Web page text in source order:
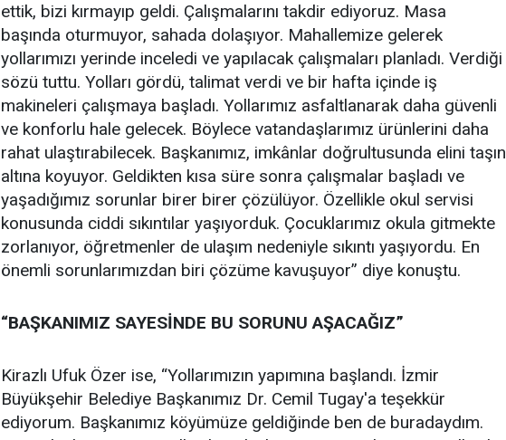
ettik, bizi kırmayıp geldi. Çalışmalarını takdir ediyoruz. Masa
başında oturmuyor, sahada dolaşıyor. Mahallemize gelerek
yollarımızı yerinde inceledi ve yapılacak çalışmaları planladı. Verdiği
sözü tuttu. Yolları gördü, talimat verdi ve bir hafta içinde iş
makineleri çalışmaya başladı. Yollarımız asfaltlanarak daha güvenli
ve konforlu hale gelecek. Böylece vatandaşlarımız ürünlerini daha
rahat ulaştırabilecek. Başkanımız, imkânlar doğrultusunda elini taşın
altına koyuyor. Geldikten kısa süre sonra çalışmalar başladı ve
yaşadığımız sorunlar birer birer çözülüyor. Özellikle okul servisi
konusunda ciddi sıkıntılar yaşıyorduk. Çocuklarımız okula gitmekte
zorlanıyor, öğretmenler de ulaşım nedeniyle sıkıntı yaşıyordu. En
önemli sorunlarımızdan biri çözüme kavuşuyor” diye konuştu.
“BAŞKANIMIZ SAYESİNDE BU SORUNU AŞACAĞIZ”
Kirazlı Ufuk Özer ise, “Yollarımızın yapımına başlandı. İzmir
Büyükşehir Belediye Başkanımız Dr. Cemil Tugay'a teşekkür
ediyorum. Başkanımız köyümüze geldiğinde ben de buradaydım.